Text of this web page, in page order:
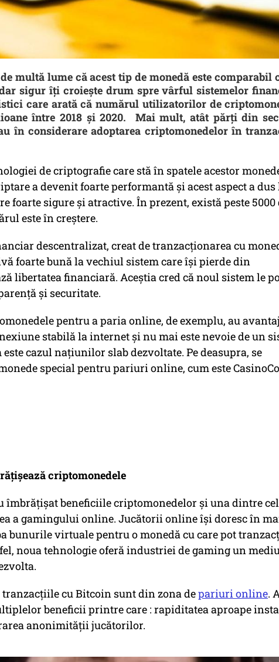
multă lume că acest tip de monedă este comparabil
sigur îți croiește drum spre vârful sistemelor
care arată că numărul utilizatorilor de
între 2018 și 2020. Mai mult, atât părți din
în considerare adoptarea criptomonedelor în
de criptografie care stă în spatele acestor
a devenit foarte performantă și acest aspect a dus
foarte sigure și atractive. În prezent, există peste 5000
este în creștere.
descentralizat, creat de tranzacționarea cu
foarte bună la vechiul sistem care își pierde din
libertatea financiară. Aceștia cred că noul sistem le
și securitate.
pentru a paria online, de exemplu, au
stabilă la internet și nu mai este nevoie de un
cazul națiunilor slab dezvoltate. Pe deasupra, se
special pentru pariuri online, cum este
criptomonedele
beneficiile criptomonedelor și una dintre
a gamingului online. Jucătorii online își doresc în
bunurile virtuale pentru o monedă cu care pot
noua tehnologie oferă industriei de gaming un
cu Bitcoin sunt din zona depariuri online.
beneficii printre care : rapiditatea aproape
anonimității jucătorilor.